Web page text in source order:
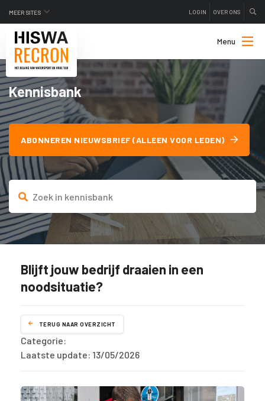
MEER SITES LOGIN OVER ONS
Menu
Kennisbank
ABONNEREN NIEUWSBRIEF (ALLEEN VOOR LEDEN)
Blijft jouw bedrijf draaien in een
noodsituatie?
TERUG NAAR OVERZICHT
Categorie:
Laatste update: 13/05/2026